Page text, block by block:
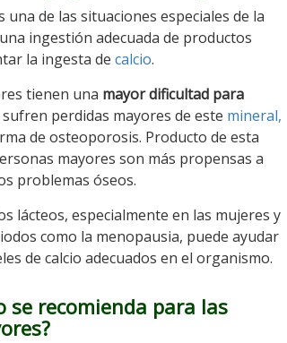
una de las situaciones especiales de la
ingestión adecuada de productos
la ingesta de calcio.
tienen una mayor dificultad para
sufren perdidas mayores de este mineral,
de osteoporosis. Producto de esta
mayores son más propensas a
problemas óseos.
lácteos, especialmente en las mujeres y
como la menopausia, puede ayudar
de calcio adecuados en el organismo.
se recomienda para las